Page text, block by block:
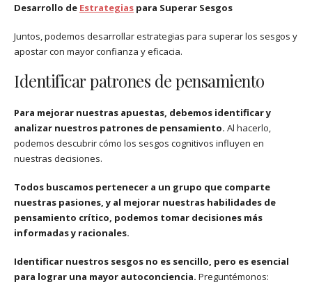
Desarrollo de Estrategias para Superar Sesgos
Juntos, podemos desarrollar estrategias para superar los sesgos y
apostar con mayor confianza y eficacia.
Identificar patrones de pensamiento
Para mejorar nuestras apuestas, debemos identificar y
analizar nuestros patrones de pensamiento. Al hacerlo,
podemos descubrir cómo los sesgos cognitivos influyen en
nuestras decisiones.
Todos buscamos pertenecer a un grupo que comparte
nuestras pasiones, y al mejorar nuestras habilidades de
pensamiento crítico, podemos tomar decisiones más
informadas y racionales.
Identificar nuestros sesgos no es sencillo, pero es esencial
para lograr una mayor autoconciencia. Preguntémonos: